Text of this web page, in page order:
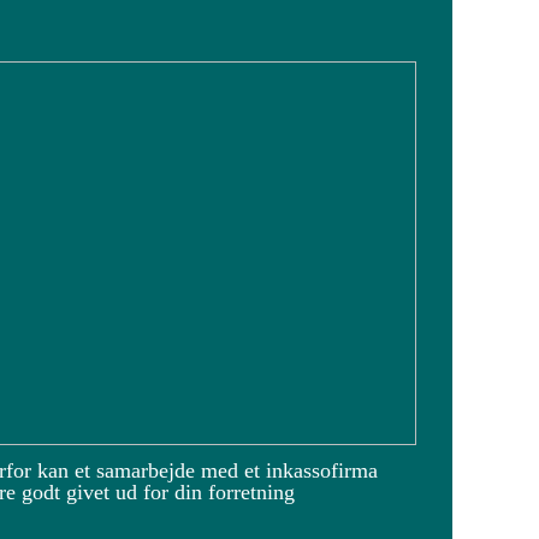
kan et samarbejde med et inkassofirma
godt givet ud for din forretning